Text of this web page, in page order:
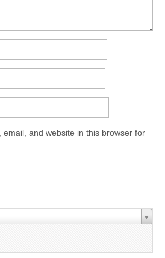
email and website in this browser for